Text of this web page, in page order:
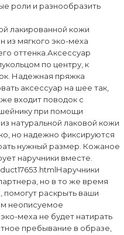
роли и разнообразить
лакированной кожи
из мягкого эко-меха
оттенка.Аксессуар
по центру, к
Надежная пряжка
аксессуар на шее так,
входит поводок с
при помощи
натуральной лаковой кожи
но надежно фиксируются
нужный размер. Кожаное
наручники вместе.
но в то же время
помогут раскрыть ваши
неописуемое
меха не будет натирать
пребывание в образе,